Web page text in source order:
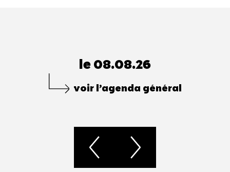
le 08.08.26
voir l’agenda général